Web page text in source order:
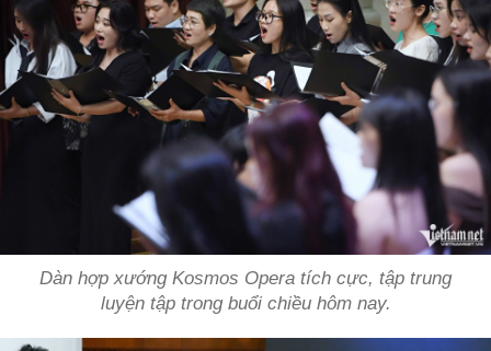
Dàn hợp xướng Kosmos Opera tích cực, tập trung
luyện tập trong buổi chiều hôm nay.